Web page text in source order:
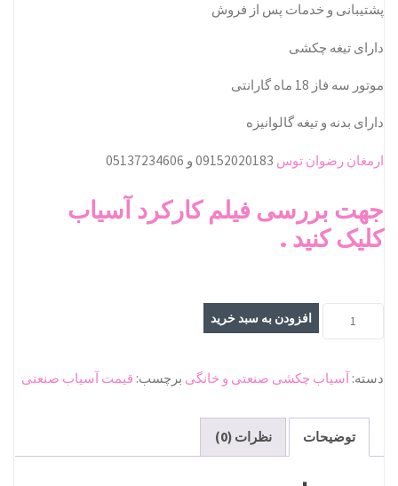
پشتیبانی و خدمات پس از فروش
دارای تیغه چکشی
موتور سه فاز 18 ماه گارانتی
دارای بدنه و تیغه گالوانیزه
ارمغان رضوان توس
جهت بررسی فیلم کارکرد آسیاب
کلیک کنید .
آسیاب
2
افزودن به سبد خرید
دسته:آسیاب چکشی صنعتی و خانگی برچسب: قیمت آسیاب صنعتی
توضیحات نظرات (0)